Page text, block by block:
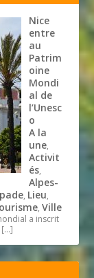
Nice
entre
au
Patrim
oine
Mondi
al de
l’Unesc
o
A la
une,
Activit
és,
Alpes-
, Lieu,
,Ville
a inscrit
[…]